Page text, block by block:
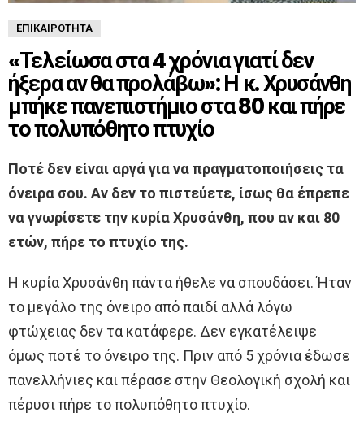
ΕΠΙΚΑΙΡΌΤΗΤΑ
«Τελείωσα στα 4 χρόνια γιατί δεν
ήξερα αν θα προλάβω»: Η κ. Χρυσάνθη
μπήκε πανεπιστήμιο στα 80 και πήρε
το πολυπόθητο πτυχίο
Ποτέ δεν είναι αργά για να πραγματοποιήσεις τα
όνειρα σου. Αν δεν το πιστεύετε, ίσως θα έπρεπε
να γνωρίσετε την κυρία Χρυσάνθη, που αν και 80
ετών, πήρε το πτυχίο της.
Η κυρία Χρυσάνθη πάντα ήθελε να σπουδάσει. Ήταν
το μεγάλο της όνειρο από παιδί αλλά λόγω
φτώχειας δεν τα κατάφερε. Δεν εγκατέλειψε
όμως ποτέ το όνειρο της. Πριν από 5 χρόνια έδωσε
πανελλήνιες και πέρασε στην Θεολογική σχολή και
πέρυσι πήρε το πολυπόθητο πτυχίο.